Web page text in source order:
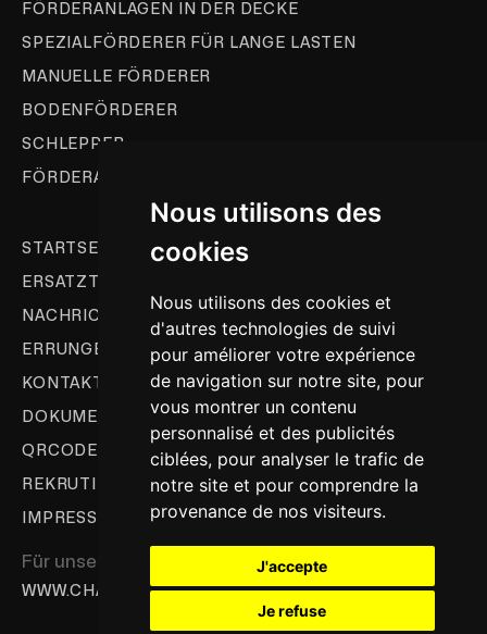
Nous utilisons des
cookies
Nous utilisons des cookies et
d'autres technologies de suivi
pour améliorer votre expérience
de navigation sur notre site, pour
vous montrer un contenu
personnalisé et des publicités
ciblées, pour analyser le trafic de
notre site et pour comprendre la
provenance de nos visiteurs.
J'accepte
Je refuse
FÖRDERANLAGEN IN DER DECKE
SPEZIALFÖRDERER FÜR LANGE LASTEN
MANUELLE FÖRDERER
BODENFÖRDERER
SCHLEPPER
FÖRDERANLAGENAUTOMATISIERUNG
STARTSEITE
ERSATZTEILE & KUNDENDIENST
NACHRICHTEN
ERRUNGENSCHAFTEN
KONTAKT
DOKUMENTATION
QRCODE - TEAM
REKRUTIERUNG
IMPRESSUM
Für unsere Lackieranlagenlösungen:
WWW.CHAINE-DE-PEINTURE.COM